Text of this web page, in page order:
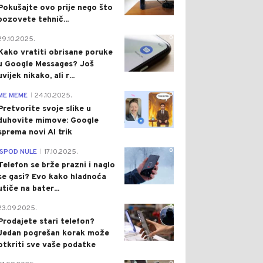
ovo prije nego što
tehnič...
0
vratiti obrisane poruke
Google Messages? Još
nikako, ali r...
0
MEME 24.10.2025.
svoje slike u
mimove: Google
novi AI trik
0
NULE 17.10.2025.
se brže prazni i naglo
gasi? Evo kako hladnoća
na bater...
0
stari telefon?
pogrešan korak može
sve vaše podatke